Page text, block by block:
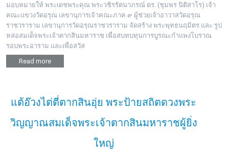
มอบหมายให้ พระเดชพระคุณ พระวชิรรัตนาภรณ์ ดร. (ชุมพร นิติสาโร) เจ้า
คณะแขวงวัดอรุณ เลขานุการเจ้าคณะภาค ๙ ผู้ช่วยเจ้าอาวาสวัดอรุณ
ราชวราราม เลขานุการวัดอรุณราชวราราม จัดสร้าง พระพุทธนฤมิตร และ รูป
หล่อสมเด็จพระเจ้าตากสินมหาราช เพื่อสบทบทุนการบูรณะกำแพงโบราณ
รอบพระอาราม และเพื่อสวัส
Read more
แต้อ๊วงไต่ตี่ตากสินอุ่ย พระป้ายสถิตดวงพระ
วิญญาณสมเด็จพระเจ้าตากสินมหาราชผู้ยิ่ง
ใหญ่